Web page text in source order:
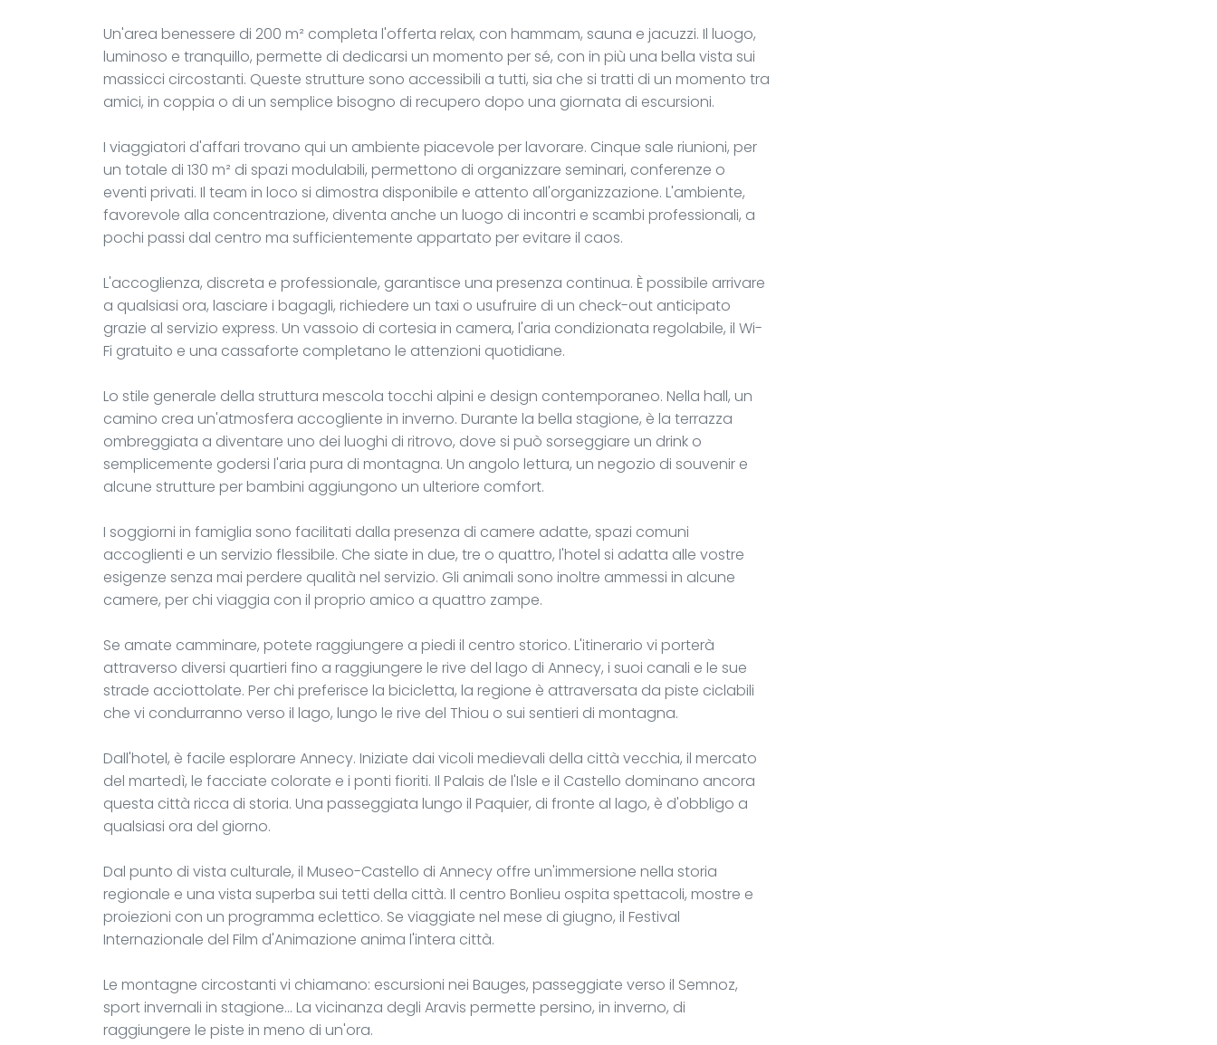
Un'area benessere di 200 m² completa l'offerta relax, con hammam, sauna e jacuzzi. Il luogo,
luminoso e tranquillo, permette di dedicarsi un momento per sé, con in più una bella vista sui
massicci circostanti. Queste strutture sono accessibili a tutti, sia che si tratti di un momento tra
amici, in coppia o di un semplice bisogno di recupero dopo una giornata di escursioni.
I viaggiatori d'affari trovano qui un ambiente piacevole per lavorare. Cinque sale riunioni, per
un totale di 130 m² di spazi modulabili, permettono di organizzare seminari, conferenze o
eventi privati. Il team in loco si dimostra disponibile e attento all'organizzazione. L'ambiente,
favorevole alla concentrazione, diventa anche un luogo di incontri e scambi professionali, a
pochi passi dal centro ma sufficientemente appartato per evitare il caos.
L'accoglienza, discreta e professionale, garantisce una presenza continua. È possibile arrivare
a qualsiasi ora, lasciare i bagagli, richiedere un taxi o usufruire di un check-out anticipato
grazie al servizio express. Un vassoio di cortesia in camera, l'aria condizionata regolabile, il Wi-
Fi gratuito e una cassaforte completano le attenzioni quotidiane.
Lo stile generale della struttura mescola tocchi alpini e design contemporaneo. Nella hall, un
camino crea un'atmosfera accogliente in inverno. Durante la bella stagione, è la terrazza
ombreggiata a diventare uno dei luoghi di ritrovo, dove si può sorseggiare un drink o
semplicemente godersi l'aria pura di montagna. Un angolo lettura, un negozio di souvenir e
alcune strutture per bambini aggiungono un ulteriore comfort.
I soggiorni in famiglia sono facilitati dalla presenza di camere adatte, spazi comuni
accoglienti e un servizio flessibile. Che siate in due, tre o quattro, l'hotel si adatta alle vostre
esigenze senza mai perdere qualità nel servizio. Gli animali sono inoltre ammessi in alcune
camere, per chi viaggia con il proprio amico a quattro zampe.
Se amate camminare, potete raggiungere a piedi il centro storico. L'itinerario vi porterà
attraverso diversi quartieri fino a raggiungere le rive del lago di Annecy, i suoi canali e le sue
strade acciottolate. Per chi preferisce la bicicletta, la regione è attraversata da piste ciclabili
che vi condurranno verso il lago, lungo le rive del Thiou o sui sentieri di montagna.
Dall'hotel, è facile esplorare Annecy. Iniziate dai vicoli medievali della città vecchia, il mercato
del martedì, le facciate colorate e i ponti fioriti. Il Palais de l'Isle e il Castello dominano ancora
questa città ricca di storia. Una passeggiata lungo il Paquier, di fronte al lago, è d'obbligo a
qualsiasi ora del giorno.
Dal punto di vista culturale, il Museo-Castello di Annecy offre un'immersione nella storia
regionale e una vista superba sui tetti della città. Il centro Bonlieu ospita spettacoli, mostre e
proiezioni con un programma eclettico. Se viaggiate nel mese di giugno, il Festival
Internazionale del Film d'Animazione anima l'intera città.
Le montagne circostanti vi chiamano: escursioni nei Bauges, passeggiate verso il Semnoz,
sport invernali in stagione... La vicinanza degli Aravis permette persino, in inverno, di
raggiungere le piste in meno di un'ora.